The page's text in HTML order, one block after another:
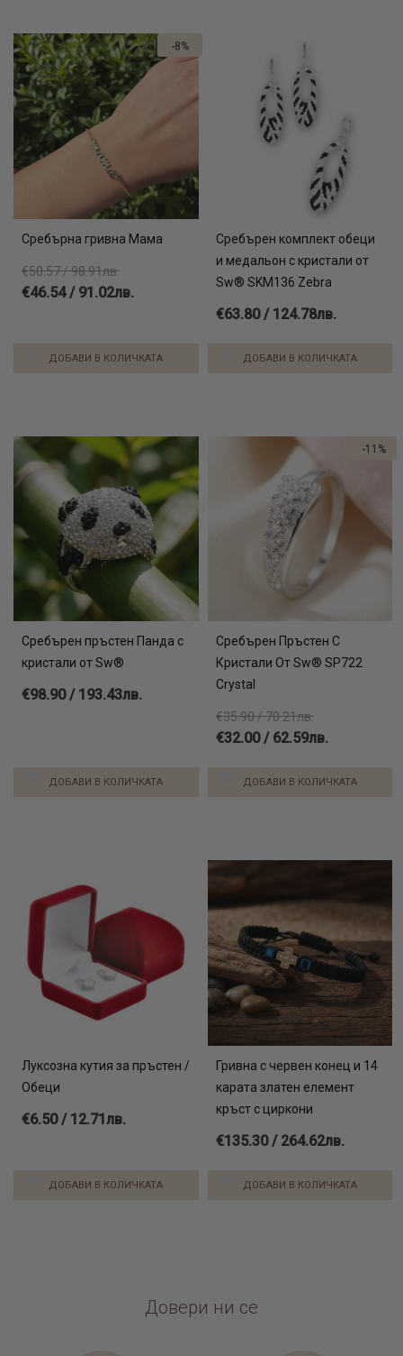
Сребърна гривна Мама
€50.57 / 98.91лв.
€46.54 / 91.02лв.
ДОБАВИ В КОЛИЧКАТА
-8%
Сребърен комплект обеци
и медальон с кристали от
Sw® SKM136 Zebra
€63.80 / 124.78лв.
ДОБАВИ В КОЛИЧКАТА
Сребърен пръстен Панда с
кристали от Sw®
€98.90 / 193.43лв.
ДОБАВИ В КОЛИЧКАТА
Сребърен Пръстен С
Кристали От Sw® SP722
Crystal
€35.90 / 70.21лв.
€32.00 / 62.59лв.
ДОБАВИ В КОЛИЧКАТА
-11%
Луксозна кутия за пръстен /
Обеци
€6.50 / 12.71лв.
ДОБАВИ В КОЛИЧКАТА
Гривна с червен конец и 14
карата златен елемент
кръст с циркони
€135.30 / 264.62лв.
ДОБАВИ В КОЛИЧКАТА
Довери ни се